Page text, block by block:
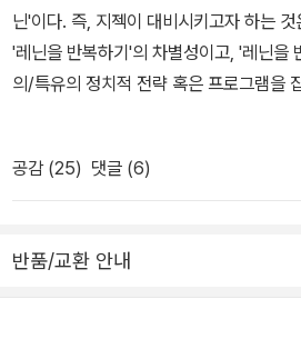
추동해야 한다. 어떤 이들은, 전두환 이후
'직선제'로] '권력'을 잡았던 한국의 기이
트에서 무바라크 이후에 [오히려 소위 '민
곧 어떤 정권이 등장할 것인가 하는 문제
문제로 보는 것이다.▷ '개발도상국'들이여
고, 부디 '선진국'이 되거라(될 수만 있다
그것도 무럭무럭!3) 하지만 우리가 정작
이집트 시민혁명 이후 권력의 형태가 다
닌'이다. 즉, 지젝이 대비시키고자 하는
'레닌을 반복하기'의 차별성이고, '레닌을
의/특유의 정치적 전략 혹은 프로그램
대상이 되기도 했지만, 나는 <혁명이 다
하는 데 있어서, 그리고 오늘날의 정치적
와 그 가능성을 질문하는 데 있어서 가장
만하다고 생각한다(87년 6월을 기념하
두면 안될까?). 가라타니 고진의 <세계
07)를 좀 훑어보면서 올 여름에 이 두권
공감 (25) 댓글 (6)
반품/교환 안내